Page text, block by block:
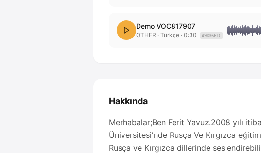
Demo VOC817907
OTHER · Türkçe · 0:30 A9D36F1C
Hakkında
Merhabalar;Ben Ferit Yavuz.2008 yılı
Üniversitesi'nde Rusça Ve Kırgızca
Rusça ve Kırgızca dillerinde